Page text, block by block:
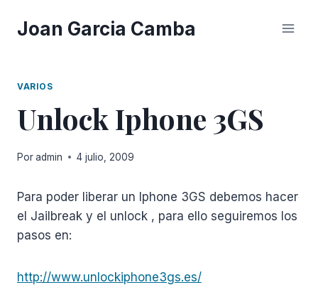
Joan Garcia Camba
VARIOS
Unlock Iphone 3GS
Poradmin 4 julio, 2009
Para poder liberar un Iphone 3GS debemos hacer
el Jailbreak y el unlock , para ello seguiremos los
pasos en:
http://www.unlockiphone3gs.es/